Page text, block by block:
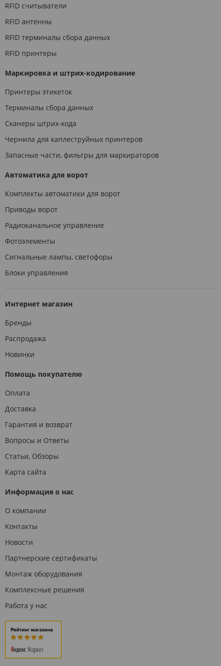
RFID считыватели
RFID антенны
RFID терминалы сбора данных
RFID принтеры
Маркировка и штрих-кодирование
Принтеры этикеток
Терминалы сбора данных
Сканеры штрих-кода
Чернила для каплеструйных принтеров
Запасные части, фильтры для маркираторов
Автоматика для ворот
Комплекты автоматики для ворот
Приводы ворот
Радиоканальное управление
Фотоэлементы
Сигнальные лампы, светофоры
Блоки управления
Интернет магазин
Бренды
Распродажа
Новинки
Помощь покупателю
Оплата
Доставка
Гарантия и возврат
Вопросы и Ответы
Статьи, Обзоры
Карта сайта
Информация о нас
О компании
Контакты
Новости
Партнерские сертификаты
Монтаж оборудования
Комплексные решения
Работа у нас